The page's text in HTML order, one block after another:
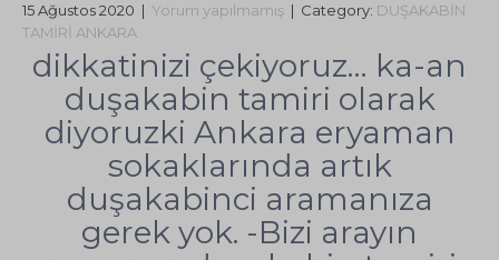
15 Ağustos 2020 | Yorum yapılmamış | Category: DUŞAKABİN
TAMİRİ ANKARA
dikkatinizi çekiyoruz… ka-an
duşakabin tamiri olarak
diyoruzki Ankara eryaman
sokaklarında artık
duşakabinci aramanıza
gerek yok. -Bizi arayın